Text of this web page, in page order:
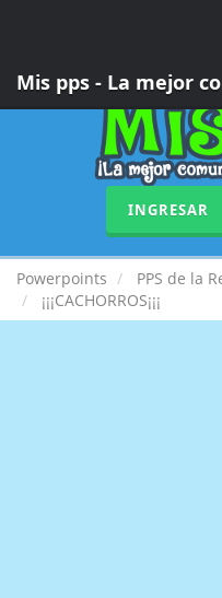
Mis pps - La mejor
INGRESAR
Powerpoints PPS de la
¡¡¡CACHORROS¡¡¡